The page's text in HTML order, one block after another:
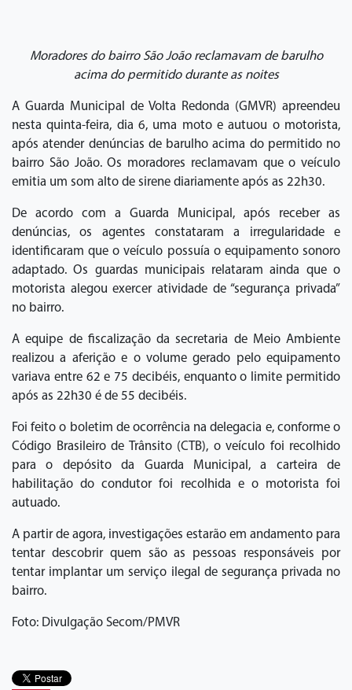
Moradores do bairro São João reclamavam de barulho
acima do permitido durante as noites
A Guarda Municipal de Volta Redonda (GMVR) apreendeu
nesta quinta-feira, dia 6, uma moto e autuou o motorista,
após atender denúncias de barulho acima do permitido no
bairro São João. Os moradores reclamavam que o veículo
emitia um som alto de sirene diariamente após as 22h30.
De acordo com a Guarda Municipal, após receber as
denúncias, os agentes constataram a irregularidade e
identificaram que o veículo possuía o equipamento sonoro
adaptado. Os guardas municipais relataram ainda que o
motorista alegou exercer atividade de “segurança privada”
no bairro.
A equipe de fiscalização da secretaria de Meio Ambiente
realizou a aferição e o volume gerado pelo equipamento
variava entre 62 e 75 decibéis, enquanto o limite permitido
após as 22h30 é de 55 decibéis.
Foi feito o boletim de ocorrência na delegacia e, conforme o
Código Brasileiro de Trânsito (CTB), o veículo foi recolhido
para o depósito da Guarda Municipal, a carteira de
habilitação do condutor foi recolhida e o motorista foi
autuado.
A partir de agora, investigações estarão em andamento para
tentar descobrir quem são as pessoas responsáveis por
tentar implantar um serviço ilegal de segurança privada no
bairro.
Foto: Divulgação Secom/PMVR